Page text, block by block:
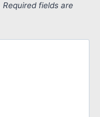
Required fields are